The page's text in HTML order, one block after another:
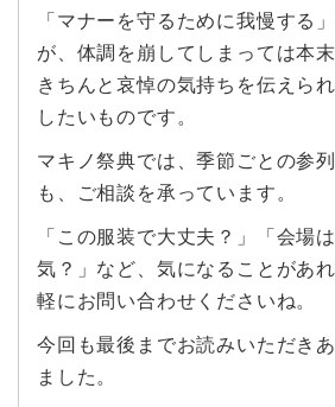
「マナーを守るために我慢する
が、体調を崩してしまっては本
きちんと哀悼の気持ちを伝えら
したいものです。
マキノ祭典では、季節ごとの参
も、ご相談を承っています。
「この服装で大丈夫？」「会場
気？」など、気になることがあ
軽にお問い合わせくださいね。
今回も最後までお読みいただき
ました。